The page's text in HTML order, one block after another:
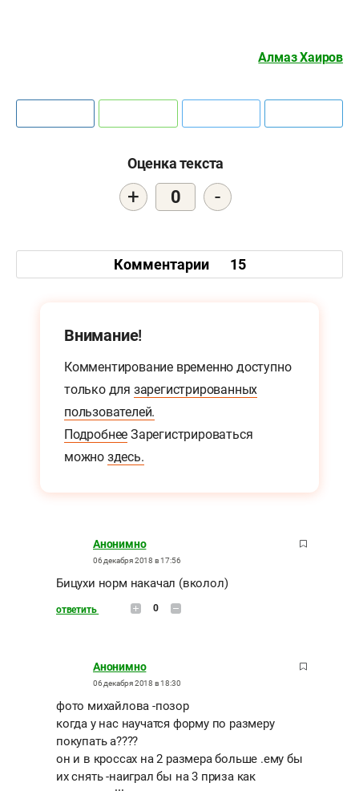
Алмаз Хаиров
Оценка текста
+ 0 -
Комментарии 15
Внимание!
Комментирование временно доступно
только для зарегистрированных
пользователей.
Подробнее Зарегистрироваться
можно здесь.
Анонимно
06 декабря 2018 в 17:56
Бицухи норм накачал (вколол)
ответить 0
Анонимно
06 декабря 2018 в 18:30
фото михайлова -позор
когда у нас научатся форму по размеру
покупать а????
он и в кроссах на 2 размера больше .ему бы
их снять -наиграл бы на 3 приза как